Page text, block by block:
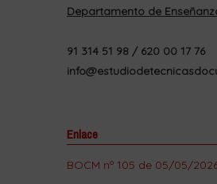
Departamento de
91 314 51 98 / 620 00 17 76
Enlace
BOCM nº 105 de 05/05/